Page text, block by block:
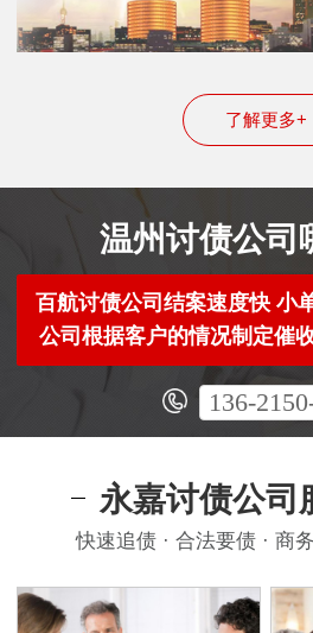
了解更多+
温州讨债公司
百航讨债公司结案速度快 小
公司根据客户的情况制定催
136-
永嘉讨债公司
快速追债 · 合法要债 · 商